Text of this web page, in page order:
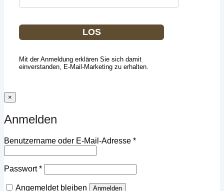
LOS
Mit der Anmeldung erklären Sie sich damit
einverstanden, E-Mail-Marketing zu erhalten.
×
Anmelden
Benutzername oder E-Mail-Adresse *Erforderlich
Passwort*Erforderlich
Angemeldet bleiben Anmelden